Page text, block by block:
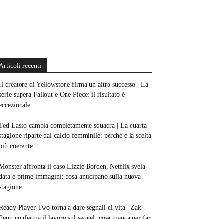
recenti
creatore di Yellowstone firma un altro successo | La
supera Fallout e One Piece: il risultato è
Lasso cambia completamente squadra | La quarta
riparte dal calcio femminile: perché è la scelta
coerente
affronta il caso Lizzie Borden, Netflix svela
e prime immagini: cosa anticipano sulla nuova
Player Two torna a dare segnali di vita | Zak